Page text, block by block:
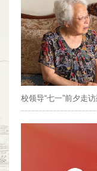
校领导“七一”前夕走